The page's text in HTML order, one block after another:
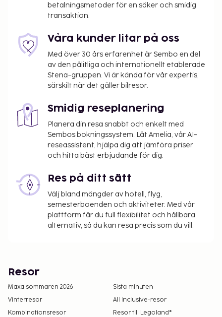
betalningsmetoder för en säker och smidig
transaktion.
Våra kunder litar på oss
Med över 30 års erfarenhet är Sembo en del
av den pålitliga och internationellt etablerade
Stena-gruppen. Vi är kända för vår expertis,
särskilt när det gäller bilresor.
Smidig reseplanering
Planera din resa snabbt och enkelt med
Sembos bokningssystem. Låt Amelia, vår AI-
reseassistent, hjälpa dig att jämföra priser
och hitta bäst erbjudande för dig.
Res på ditt sätt
Välj bland mängder av hotell, flyg,
semesterboenden och aktiviteter. Med vår
plattform får du full flexibilitet och hållbara
alternativ, så du kan resa precis som du vill.
Resor
Maxa sommaren 2026
Sista minuten
Vinterresor
All Inclusive-resor
Kombinationsresor
Resor till Legoland®